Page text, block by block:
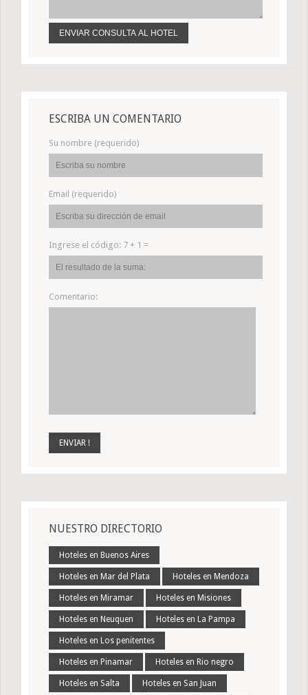
ESCRIBA UN COMENTARIO
Su nombre (requerido)
Email (requerido)
Ingrese el código: 7 + 1 =
Comentario:
NUESTRO DIRECTORIO
Hoteles en Buenos Aires
Hoteles en Mar del Plata Hoteles en Mendoza
Hoteles en Miramar Hoteles en Misiones
Hoteles en Neuquen Hoteles en La Pampa
Hoteles en Los penitentes
Hoteles en Pinamar Hoteles en Rio negro
Hoteles en Salta Hoteles en San Juan